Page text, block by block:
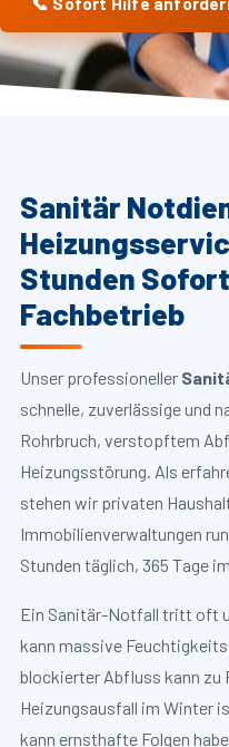
Sanitär
Stunden
Fachbetrieb
Unser professioneller
schnelle, zuverlässige und
Rohrbruch, verstopftem
Heizungsstörung. Als
stehen wir privaten
Immobilienverwaltungen
Stunden täglich, 365 Tage
Ein Sanitär-Notfall tritt oft
kann massive
blockierter Abfluss kann zu
Heizungsausfall im Winter
kann ernsthafte Folgen